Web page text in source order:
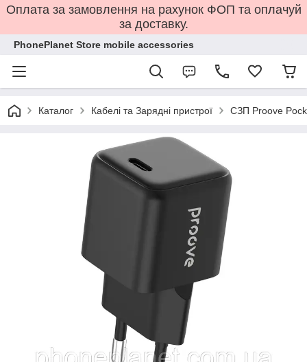
Оплата за замовлення на рахунок ФОП та оплачуй
за доставку.
PhonePlanet Store mobile accessories
Каталог Кабелі та Зарядні пристрої СЗП Proove